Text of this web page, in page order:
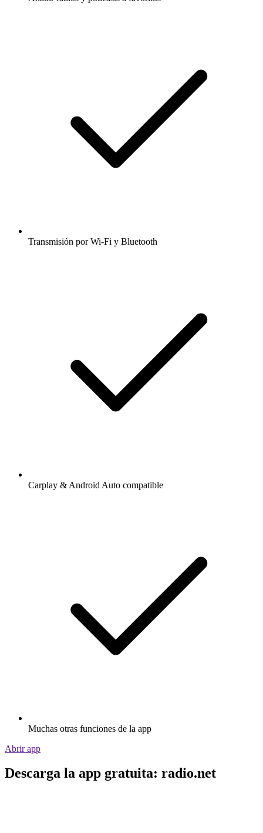
Transmisión por Wi-Fi y Bluetooth
Carplay & Android Auto compatible
Muchas otras funciones de la app
Abrir app
Descarga la app gratuita: radio.net